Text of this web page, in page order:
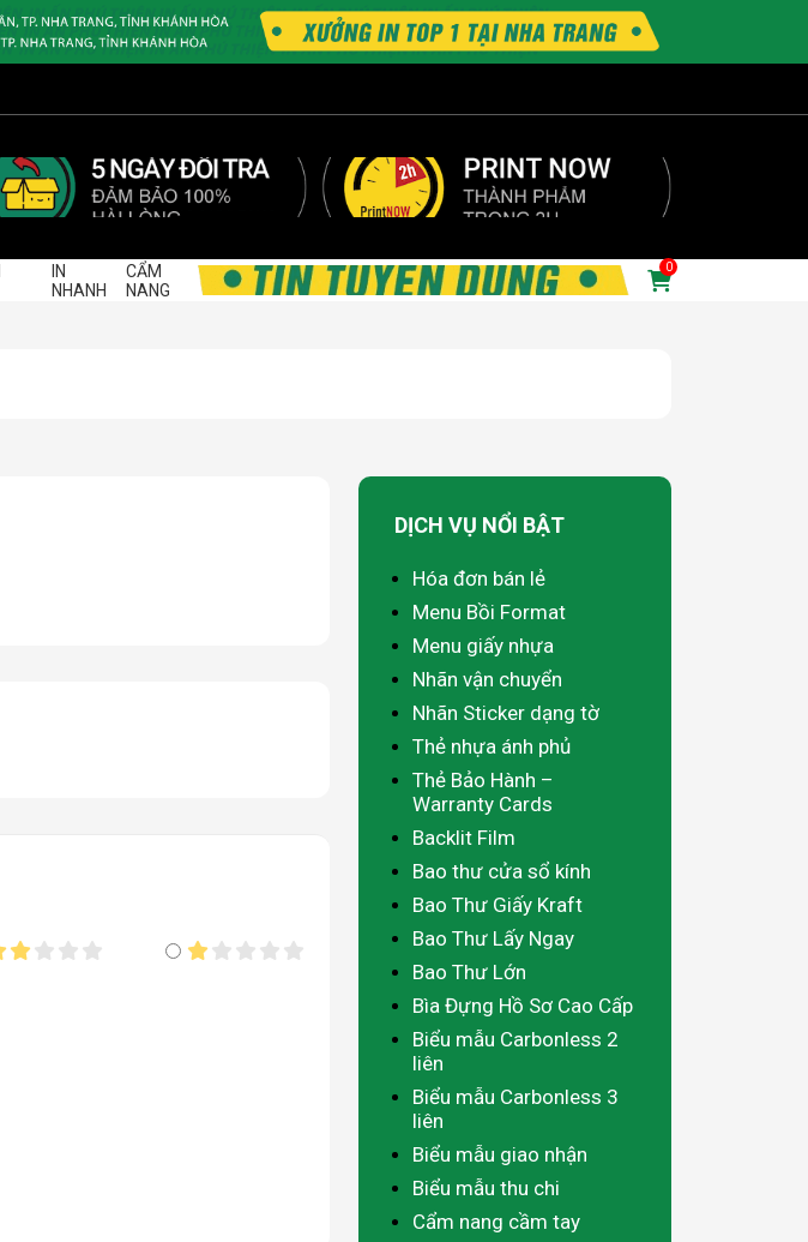
IN
NHANH
CẨM
NANG
0
DỊCH VỤ NỔI BẬT
Hóa đơn bán lẻ
Menu Bồi Format
Menu giấy nhựa
Nhãn vận chuyển
Nhãn Sticker dạng tờ
Thẻ nhựa ánh phủ
Thẻ Bảo Hành –
Warranty Cards
Backlit Film
Bao thư cửa sổ kính
Bao Thư Giấy Kraft
Bao Thư Lấy Ngay
Bao Thư Lớn
Bìa Đựng Hồ Sơ Cao Cấp
Biểu mẫu Carbonless 2
liên
Biểu mẫu Carbonless 3
liên
Biểu mẫu giao nhận
Biểu mẫu thu chi
Cẩm nang cầm tay